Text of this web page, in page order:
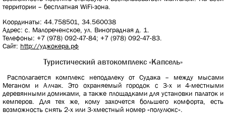
территории – бесплатная WiFi-зона.
Координаты: 44.758501, 34.560038
Адрес: с. Малореченское, ул. Виноградная д. 1.
Телефоны: +7 (978) 092-47-84; +7 (978) 092-47-83.
Сайт: http://уджокера.рф
Туристический автокомплекс «Капсель»
Располагается комплекс неподалеку от Судака – между мысами
Меганом и Алчак. Это охраняемый городок с 3-х и 4-местными
деревянными домиками, а также площадками для установки палаток и
кемперов. Для тех же, кому захочется большего комфорта, есть
возможность снять 2-х или 3-хместный номер «полулюкс».